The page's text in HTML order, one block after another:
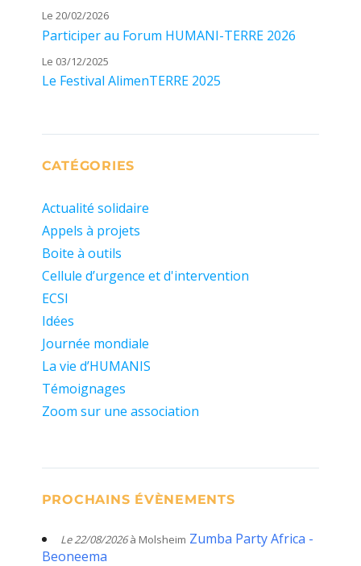
Le 20/02/2026
Participer au Forum HUMANI-TERRE 2026
Le 03/12/2025
Le Festival AlimenTERRE 2025
CATÉGORIES
Actualité solidaire
Appels à projets
Boite à outils
Cellule d’urgence et d'intervention
ECSI
Idées
Journée mondiale
La vie d’HUMANIS
Témoignages
Zoom sur une association
PROCHAINS ÉVÈNEMENTS
Le 22/08/2026à Molsheim Zumba Party Africa -
Beoneema